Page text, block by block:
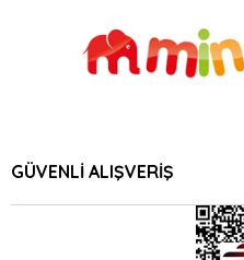
GÜVENLİ ALIŞVERİŞ